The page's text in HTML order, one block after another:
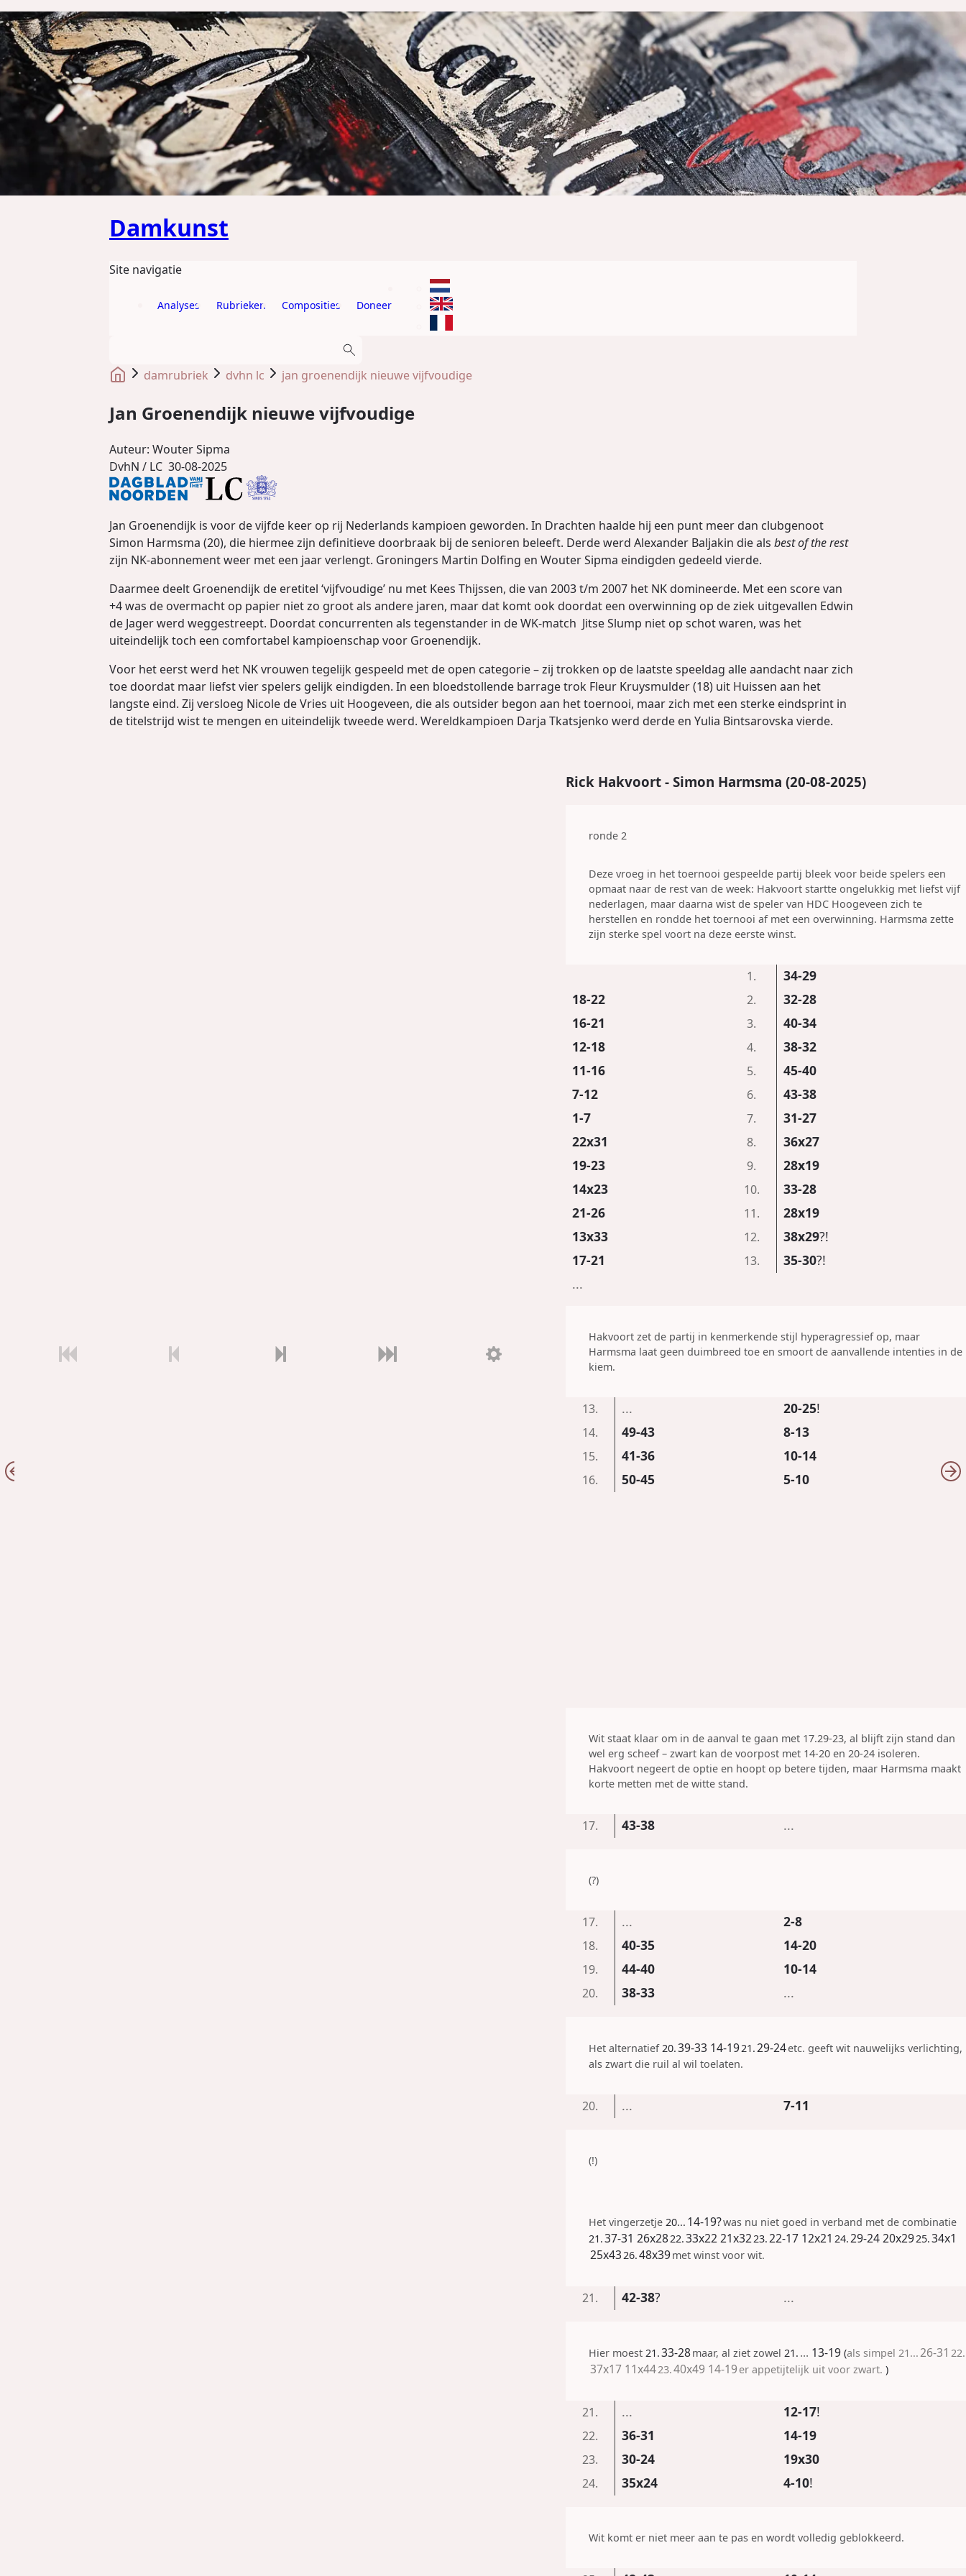
GA DIRECT NAAR DE CONTENT
Damkunst
Site navigatie
Analyses Rubrieken Composities Doneer
damrubriek dvhn lc jan groenendijk nieuwe vijfvoudige
Jan Groenendijk nieuwe vijfvoudige
Auteur: Wouter Sipma
DvhN / LC 30-08-2025
Jan Groenendijk is voor de vijfde keer op rij Nederlands kampioen geworden. In Drachten haalde hij een punt meer dan clubgenoot
Simon Harmsma (20), die hiermee zijn definitieve doorbraak bij de senioren beleeft. Derde werd Alexander Baljakin die als best of the rest
zijn NK-abonnement weer met een jaar verlengt. Groningers Martin Dolfing en Wouter Sipma eindigden gedeeld vierde.
Daarmee deelt Groenendijk de eretitel ‘vijfvoudige’ nu met Kees Thijssen, die van 2003 t/m 2007 het NK domineerde. Met een score van
+4 was de overmacht op papier niet zo groot als andere jaren, maar dat komt ook doordat een overwinning op de ziek uitgevallen Edwin
de Jager werd weggestreept. Doordat concurrenten als tegenstander in de WK-match Jitse Slump niet op schot waren, was het
uiteindelijk toch een comfortabel kampioenschap voor Groenendijk.
Voor het eerst werd het NK vrouwen tegelijk gespeeld met de open categorie – zij trokken op de laatste speeldag alle aandacht naar zich
toe doordat maar liefst vier spelers gelijk eindigden. In een bloedstollende barrage trok Fleur Kruysmulder (18) uit Huissen aan het
langste eind. Zij versloeg Nicole de Vries uit Hoogeveen, die als outsider begon aan het toernooi, maar zich met een sterke eindsprint in
de titelstrijd wist te mengen en uiteindelijk tweede werd. Wereldkampioen Darja Tkatsjenko werd derde en Yulia Bintsarovska vierde.
Rick Hakvoort - Simon Harmsma (20-08-2025)
ronde 2
Deze vroeg in het toernooi gespeelde partij bleek voor beide spelers een
opmaat naar de rest van de week: Hakvoort startte ongelukkig met liefst vijf
nederlagen, maar daarna wist de speler van HDC Hoogeveen zich te
herstellen en rondde het toernooi af met een overwinning. Harmsma zette
zijn sterke spel voort na deze eerste winst.
1.
34-29
18-22
2.
32-28
16-21
3.
40-34
12-18
4.
38-32
11-16
5.
45-40
7-12
6.
43-38
1-7
7.
31-27
22x31
8.
36x27
19-23
9.
28x19
14x23
10.
33-28
21-26
11.
28x19
13x33
12. 38x29?!
17-21
13. 35-30?!
...
Hakvoort zet de partij in kenmerkende stijl hyperagressief op, maar
Harmsma laat geen duimbreed toe en smoort de aanvallende intenties in de
kiem.
13. ... 20-25!
14. 49-43 8-13
15. 41-36 10-14
16. 50-45 5-10
Wit staat klaar om in de aanval te gaan met 17.29-23, al blijft zijn stand dan
wel erg scheef – zwart kan de voorpost met 14-20 en 20-24 isoleren.
Hakvoort negeert de optie en hoopt op betere tijden, maar Harmsma maakt
korte metten met de witte stand.
17. 43-38 ...
(?)
17. ... 2-8
18. 40-35 14-20
19. 44-40 10-14
20. 38-33 ...
Het alternatief20.39-33 14-1921.29-24etc. geeft wit nauwelijks verlichting,
als zwart die ruil al wil toelaten.
20. ... 7-11
(!)
Het vingerzetje20... 14-19?was nu niet goed in verband met de combinatie
21.37-31 26x2822.33x2221x3223.22-17 12x21 24.29-2420x2925.34x1
25x4326.48x39met winst voor wit.
21. 42-38? ...
Hier moest21.33-28maar, al ziet zowel21. ... 13-19 als simpel21...26-31 22.
37x17 11x4423.40x49 14-19 er appetijtelijk uit voor zwart.
21. ... 12-17!
22. 36-31 14-19
23. 30-24 19x30
24. 35x24 4-10!
Wit komt er niet meer aan te pas en wordt volledig geblokkeerd.